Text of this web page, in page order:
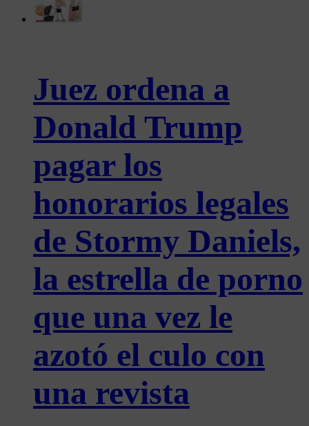
Juez ordena a
Donald Trump
pagar los
honorarios legales
de Stormy Daniels,
la estrella de porno
que una vez le
azotó el culo con
una revista